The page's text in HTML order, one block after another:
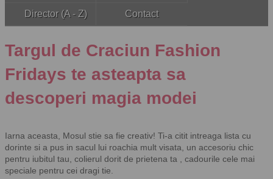
Director (A - Z) Contact
Targul de Craciun Fashion
Fridays te asteapta sa
descoperi magia modei
Iarna aceasta, Mosul stie sa fie creativ! Ti-a citit intreaga lista cu
dorinte si a pus in sacul lui roachia mult visata, un accesoriu chic
pentru iubitul tau, colierul dorit de prietena ta , cadourile cele mai
speciale pentru cei dragi tie.